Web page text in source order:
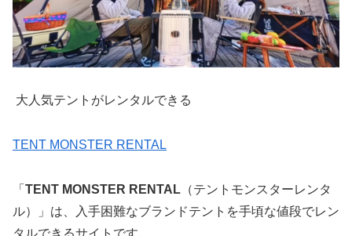
大人気テントがレンタルできる
TENT MONSTER RENTAL
「 TENT MONSTER RENTAL （テントモンスターレンタ
ル）」は、入手困難なブランドテントを手頃な値段でレン
タルできるサイトです。